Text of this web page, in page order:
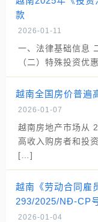
款
2026-01-11
一、法律基础信息
（二）特殊投资
越南全国房价普遍
2026-01-07
越南房地产市场从
高收入购房者和投
[…]
越南《劳动合同雇
293/2025/NĐ-CP号
2026-01-04